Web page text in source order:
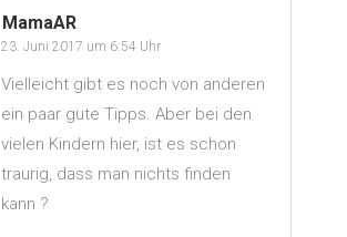
MamaAR
23. Juni 2017 um 6:54 Uhr
Vielleicht gibt es noch von anderen
ein paar gute Tipps. Aber bei den
vielen Kindern hier, ist es schon
traurig, dass man nichts finden
kann ?